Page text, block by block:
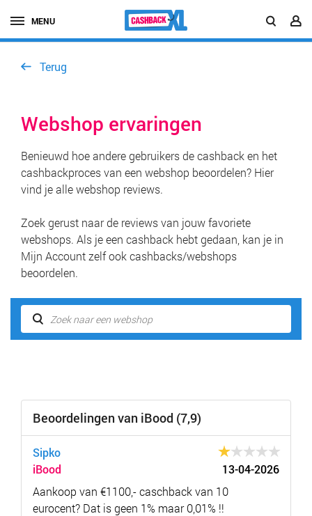
MENU
Terug
Webshop ervaringen
Benieuwd hoe andere gebruikers de cashback en het
cashbackproces van een webshop beoordelen? Hier
vind je alle webshop reviews.
Zoek gerust naar de reviews van jouw favoriete
webshops. Als je een cashback hebt gedaan, kan je in
Mijn Account zelf ook cashbacks/webshops
beoordelen.
Beoordelingen van iBood (7,9)
Sipko
iBood
13-04-2026
Aankoop van €1100,- caschback van 10
eurocent? Dat is geen 1% maar 0,01% !!